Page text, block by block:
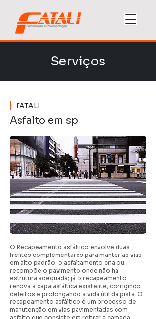
Serviços
FATALI
Asfalto em sp
O Recapeamento asfáltico envolve duas
frentes complementares para manter as vias
em alto padrão: o asfaltamento cria ou
recompõe o pavimento onde não há
estrutura adequada; já o recapeamento
renova a capa asfáltica existente, corrigindo
defeitos e prolongando a vida útil da pista. O
recapeamento asfáltico é um processo de
manutenção em vias pavimentadas com
asfalto que consiste em retirar a camada